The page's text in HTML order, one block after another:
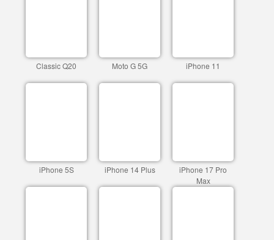
Classic Q20 Moto G 5G iPhone 11
iPhone 5S iPhone 14 Plus
iPhone 17 Pro
Max